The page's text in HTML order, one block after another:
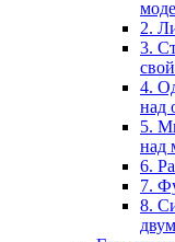
2.
3.
4.
над
5.
над
6.
7.
8.